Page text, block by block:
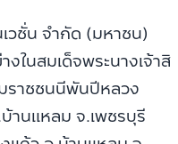
จำกัด (มหาชน)
ในสมเด็จพระนางเจ้าสิ
ราชชนนีพันปีหลวง
านแหลม จ.เพชรบุรี